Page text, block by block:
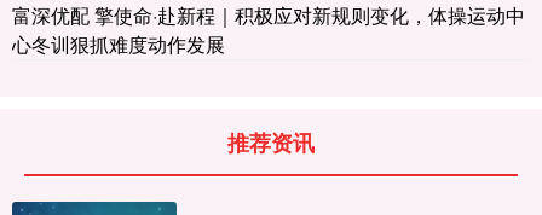
富深优配 擎使命·赴新程｜积极应对新规则变化，体操运动中
心冬训狠抓难度动作发展
推荐资讯